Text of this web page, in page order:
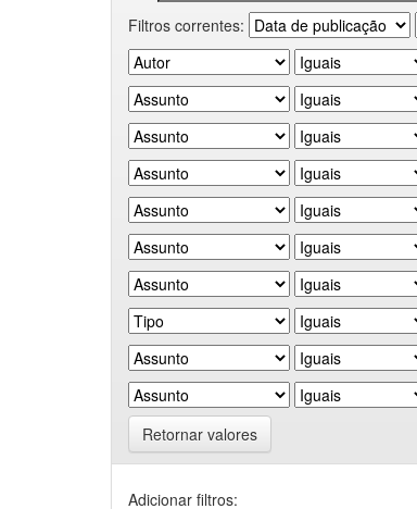
Filtros correntes:
Retornar valores
Adicionar filtros: